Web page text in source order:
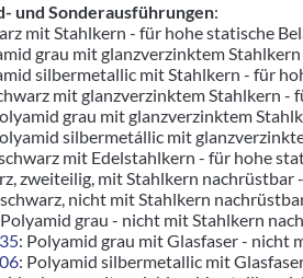
und Sonderausführungen:
mit Stahlkern - für hohe statische
grau mit glanzverzinktem
silbermetallic mit Stahlkern - für
mit glanzverzinktem Stahlkern
grau mit glanzverzinktem
silbermetállic mit
mit Edelstahlkern - für hohe
zweiteilig, mit Stahlkern
nicht mit Stahlkern
grau - nicht mit Stahlkern
: Polyamid grau mit Glasfaser - nicht
: Polyamid silbermetallic mit